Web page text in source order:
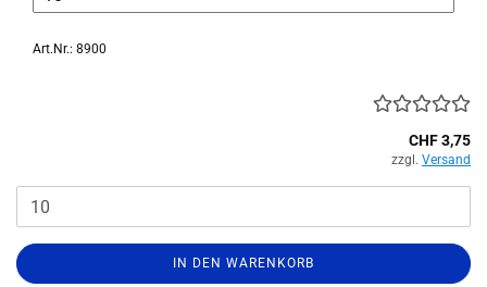
Art.Nr.: 8900
CHF 3,75
zzgl. Versand
IN DEN WARENKORB